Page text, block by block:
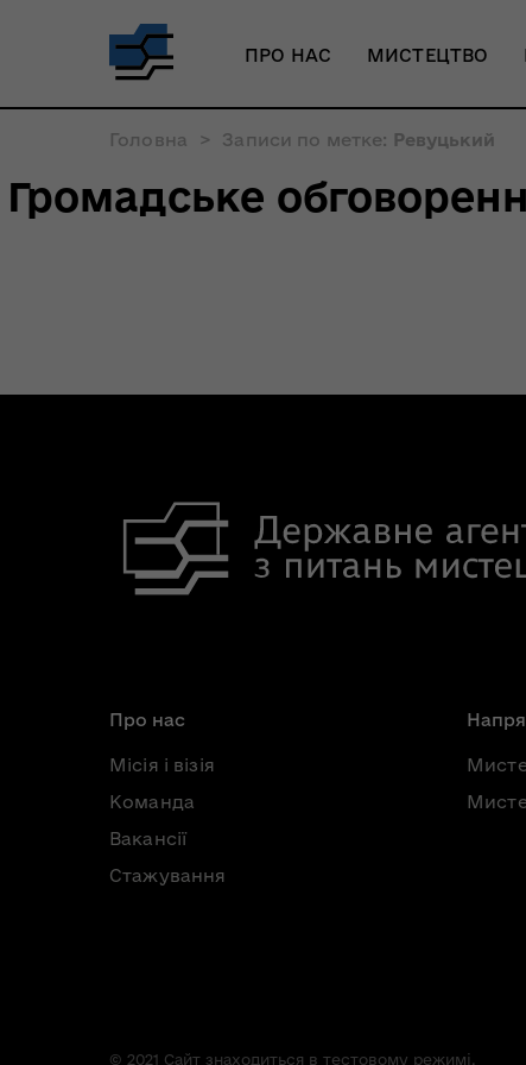
ПРО НАС МИСТЕЦТВО
Головна > Записи по метке: Ревуцький
Громадське
Про нас
Місія і візія
Команда
Вакансії
Стажування
© 2021 Сайт знаходиться в тестовому режимі.